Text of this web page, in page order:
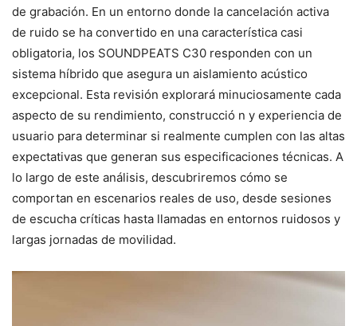
de grabación. En un entorno donde la cancelación activa
de ruido se ha convertido en una característica casi
obligatoria, los SOUNDPEATS C30 responden con un
sistema híbrido que asegura un aislamiento acústico
excepcional. Esta revisión explorará minuciosamente cada
aspecto de su rendimiento, construcció n y experiencia de
usuario para determinar si realmente cumplen con las altas
expectativas que generan sus especificaciones técnicas. A
lo largo de este análisis, descubriremos cómo se
comportan en escenarios reales de uso, desde sesiones
de escucha críticas hasta llamadas en entornos ruidosos y
largas jornadas de movilidad.